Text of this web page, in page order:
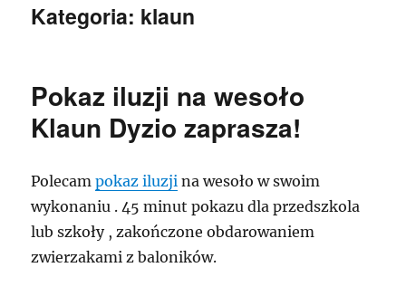
Kategoria: klaun
Pokaz iluzji na wesoło
Klaun Dyzio zaprasza!
Polecampokaz iluzji na wesoło w swoim
wykonaniu . 45 minut pokazu dla przedszkola
lub szkoły , zakończone obdarowaniem
zwierzakami z baloników.